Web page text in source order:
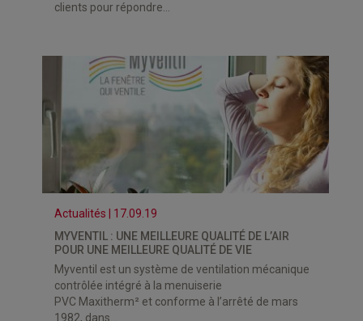
clients pour répondre...
Actualités | 17.09.19
MYVENTIL : UNE MEILLEURE QUALITÉ DE L’AIR
POUR UNE MEILLEURE QUALITÉ DE VIE
Myventil est un système de ventilation mécanique
contrôlée intégré à la menuiserie
PVC Maxitherm² et conforme à l’arrêté de mars
1982, dans...